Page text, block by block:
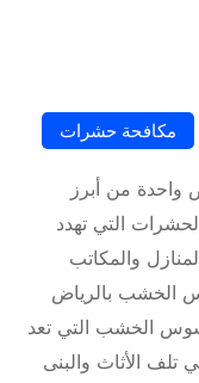
مكافحة حشرات
من أبرز
التي تهدد
والمكاتب
الخشب بالرياض
سوس الخشب التي تعد
الأثاث والبنى